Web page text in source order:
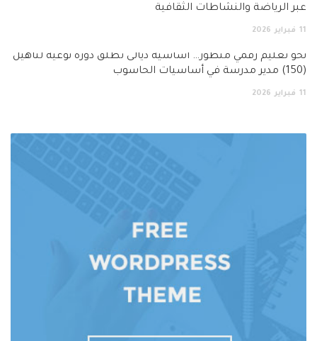
عبر الرياضة والنشاطات الثقافية
11 فبراير 2026
نحو تعليم رقمي متطور… اساسية ديالى تطلق دورة نوعية لتأهيل
(150) مدير مدرسة في أساسيات الحاسوب
11 فبراير 2026